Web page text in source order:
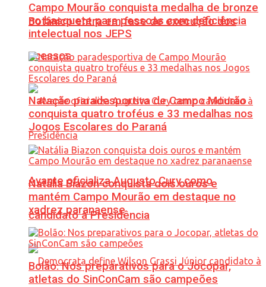
Botânico entra em fase de execução dos
acessos
Avante oficializa Augusto Cury como
candidato à Presidência
Campo Mourão conquista medalha de bronze
no basquete para pessoas com deficiência
intelectual nos JEPS
Natação paradesportiva de Campo Mourão
conquista quatro troféus e 33 medalhas nos
Jogos Escolares do Paraná
Natália Biazon conquista dois ouros e
mantém Campo Mourão em destaque no
xadrez paranaense
Bolão: Nos preparativos para o Jocopar,
atletas do SinConCam são campeões